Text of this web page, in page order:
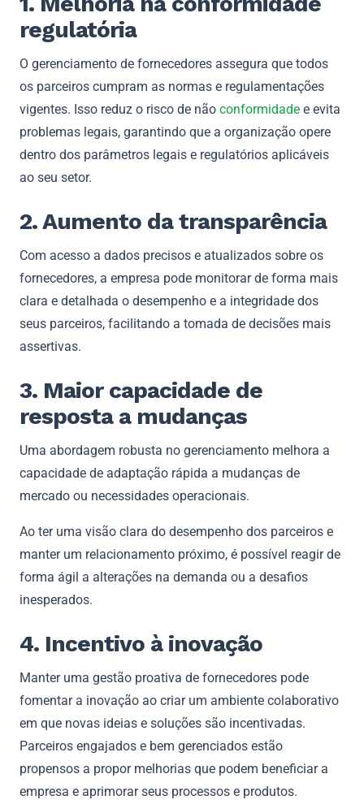
regulatória
O gerenciamento de fornecedores assegura que todos
os parceiros cumpram as normas e regulamentações
vigentes. Isso reduz o risco de não conformidade e evita
problemas legais, garantindo que a organização opere
dentro dos parâmetros legais e regulatórios aplicáveis
ao seu setor.
2. Aumento da transparência
Com acesso a dados precisos e atualizados sobre os
fornecedores, a empresa pode monitorar de forma mais
clara e detalhada o desempenho e a integridade dos
seus parceiros, facilitando a tomada de decisões mais
assertivas.
3. Maior capacidade de
resposta a mudanças
Uma abordagem robusta no gerenciamento melhora a
capacidade de adaptação rápida a mudanças de
mercado ou necessidades operacionais.
Ao ter uma visão clara do desempenho dos parceiros e
manter um relacionamento próximo, é possível reagir de
forma ágil a alterações na demanda ou a desafios
inesperados.
4. Incentivo à inovação
Manter uma gestão proativa de fornecedores pode
fomentar a inovação ao criar um ambiente colaborativo
em que novas ideias e soluções são incentivadas.
Parceiros engajados e bem gerenciados estão
propensos a propor melhorias que podem beneficiar a
empresa e aprimorar seus processos e produtos.